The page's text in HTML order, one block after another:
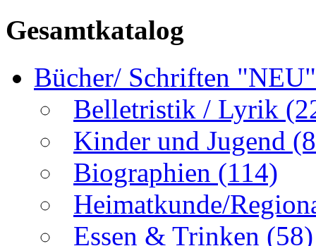
Gesamtkatalog
Bücher/ Schriften
Belletristik / Lyrik
Kinder und Jugend
Biographien (114)
Heimatkunde/
Essen & Trinken (58)